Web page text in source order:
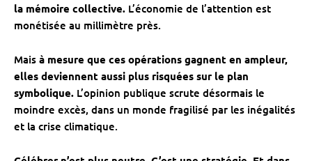
la mémoire collective. L’économie de l’attention est
monétisée au millimètre près.
Mais à mesure que ces opérations gagnent en ampleur,
elles deviennent aussi plus risquées sur le plan
symbolique. L’opinion publique scrute désormais le
moindre excès, dans un monde fragilisé par les inégalités
et la crise climatique.